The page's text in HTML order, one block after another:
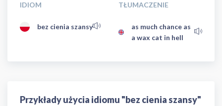
IDIOM TŁUMACZENIE
bez cienia szansy
as much chance as
a wax cat in hell
Przykłady użycia idiomu "bez cienia szansy"